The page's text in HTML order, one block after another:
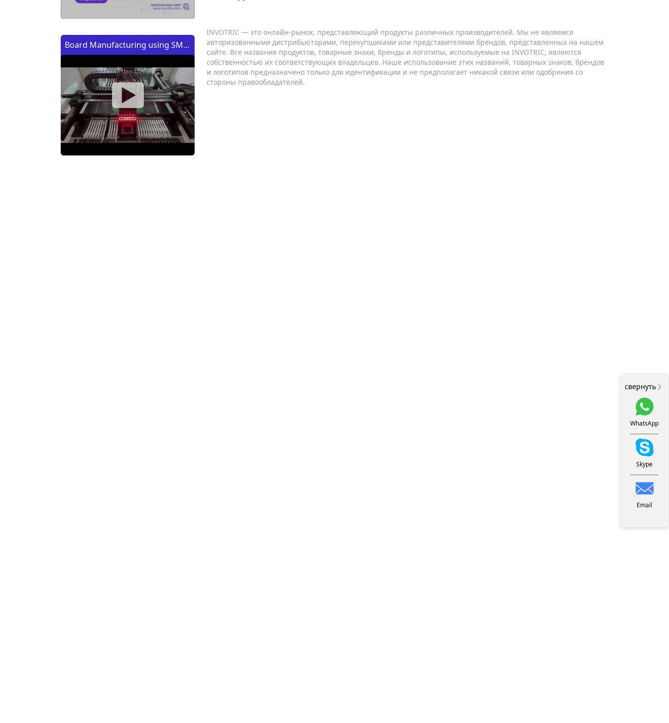
Board Manufacturing using SMT
с помощью SMT (CMT) машины
INVOTRIC — это онлайн-рынок, представляющий продукты различных производителей. Мы не являемся
авторизованными дистрибьюторами, перекупщиками или представителями брендов, представленных на нашем
сайте. Все названия продуктов, товарные знаки, бренды и логотипы, используемые на INVOTRIC, являются
собственностью их соответствующих владельцев. Наше использование этих названий, товарных знаков, брендов
и логотипов предназначено только для идентификации и не предполагает никакой связи или одобрения со
стороны правообладателей.
свернуть
WhatsApp
Skype
Email